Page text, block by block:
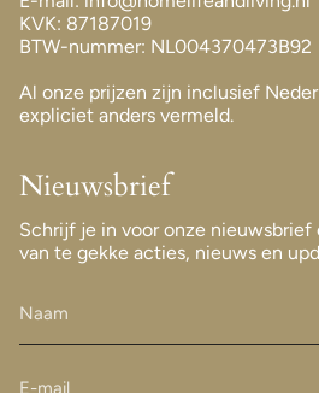
KVK: 87187019
BTW-nummer: NL004370473B92
Al onze prijzen zijn inclusief
expliciet anders vermeld.
Nieuwsbrief
Schrijf je in voor onze
van te gekke acties, nieuws en